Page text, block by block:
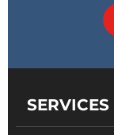
SERVICES